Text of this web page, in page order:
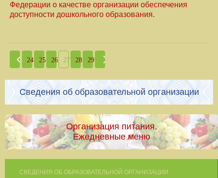
Федерации о качестве организации обеспечения
доступности дошкольного образования.
24 25 26 27 28 29
Сведения об образовательной организации
Организация питания.
Ежедневные меню
СВЕДЕНИЯ ОБ ОБРАЗОВАТЕЛЬНОЙ ОРГАНИЗАЦИИ